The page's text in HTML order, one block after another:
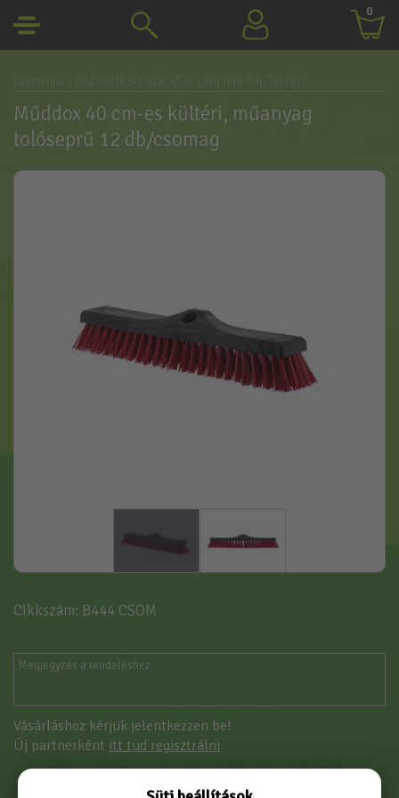
0
Műddox 40 cm-es kültéri, műanyag
tolóseprű 12 db/csomag
Cikkszám: B444 CSOM
Vásárláshoz kérjük jelentkezzen be!
Új partnerként itt tud regisztrálni